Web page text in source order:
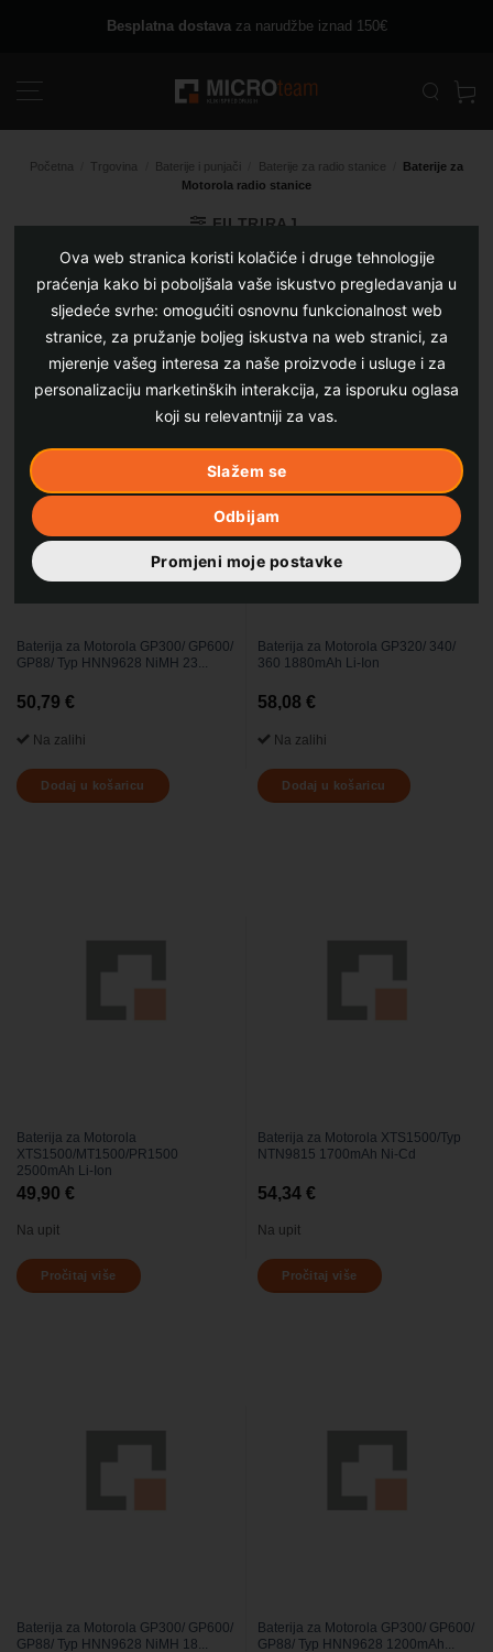
Ova web stranica koristi kolačiće i druge tehnologije
praćenja kako bi poboljšala vaše iskustvo pregledavanja u
sljedeće svrhe: omogućiti osnovnu funkcionalnost web
stranice, za pružanje boljeg iskustva na web stranici, za
mjerenje vašeg interesa za naše proizvode i usluge i za
personalizaciju marketinških interakcija, za isporuku oglasa
koji su relevantniji za vas.
Slažem se
Odbijam
Promjeni moje postavke
Besplatna dostavaza narudžbe iznad 150€
Početna Trgovina Baterije i punjači Baterije za radio stanice
Baterije za
Motorola radio stanice
FILTRIRAJ
Baterija za Motorola GP300/ GP600/
GP88/ Typ HNN9628 NiMH 23...
50,79 €
Na zalihi
Dodaj u košaricu
Baterija za Motorola GP320/ 340/
360 1880mAh Li-Ion
58,08 €
Na zalihi
Dodaj u košaricu
Baterija za Motorola
XTS1500/MT1500/PR1500
2500mAh Li-Ion
49,90 €
Na upit
Pročitaj više
Baterija za Motorola XTS1500/Typ
NTN9815 1700mAh Ni-Cd
54,34 €
Na upit
Pročitaj više
Baterija za Motorola GP300/ GP600/
GP88/ Typ HNN9628 NiMH 18...
Baterija za Motorola GP300/ GP600/
GP88/ Typ HNN9628 1200mAh...